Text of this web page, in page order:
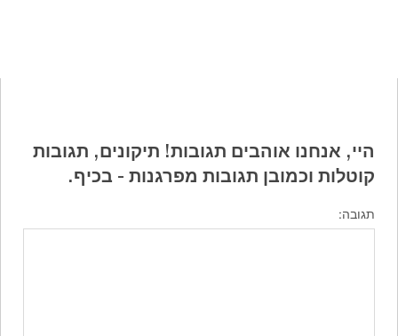
היי, אנחנו אוהבים תגובות! תיקונים, תגובות
קוטלות וכמובן תגובות מפרגנות - בכיף.
תגובה: